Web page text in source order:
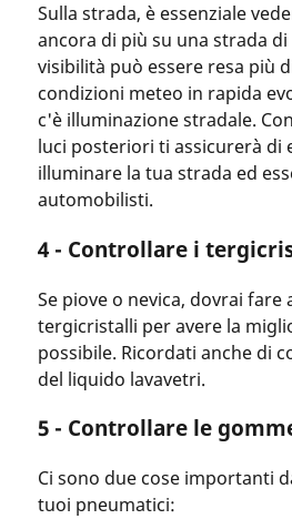
Sulla strada, è essenziale
ancora di più su una strada
visibilità può essere resa più
condizioni meteo in rapida
c'è illuminazione stradale.
luci posteriori ti assicurerà di
illuminare la tua strada ed
automobilisti.
4 - Controllare i
Se piove o nevica, dovrai
tergicristalli per avere la
possibile. Ricordati anche di
del liquido lavavetri.
5 - Controllare le
Ci sono due cose importanti
tuoi pneumatici: